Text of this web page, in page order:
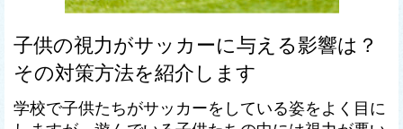
子供の視力がサッカーに与える影響は？
その対策方法を紹介します
学校で子供たちがサッカーをしている姿をよく目に